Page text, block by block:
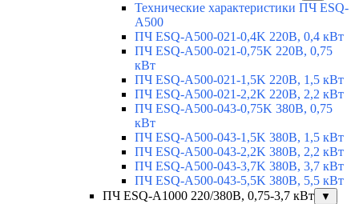
Технические характеристики ПЧ ESQ-
A500
ПЧ ESQ-A500-021-0,4K 220В, 0,4 кВт
ПЧ ESQ-A500-021-0,75K 220В, 0,75
кВт
ПЧ ESQ-A500-021-1,5K 220В, 1,5 кВт
ПЧ ESQ-A500-021-2,2K 220В, 2,2 кВт
ПЧ ESQ-A500-043-0,75K 380В, 0,75
кВт
ПЧ ESQ-A500-043-1,5K 380В, 1,5 кВт
ПЧ ESQ-A500-043-2,2K 380В, 2,2 кВт
ПЧ ESQ-A500-043-3,7K 380В, 3,7 кВт
ПЧ ESQ-A500-043-5,5K 380В, 5,5 кВт
ПЧ ESQ-A1000 220/380В, 0,75-3,7 кВт
▼